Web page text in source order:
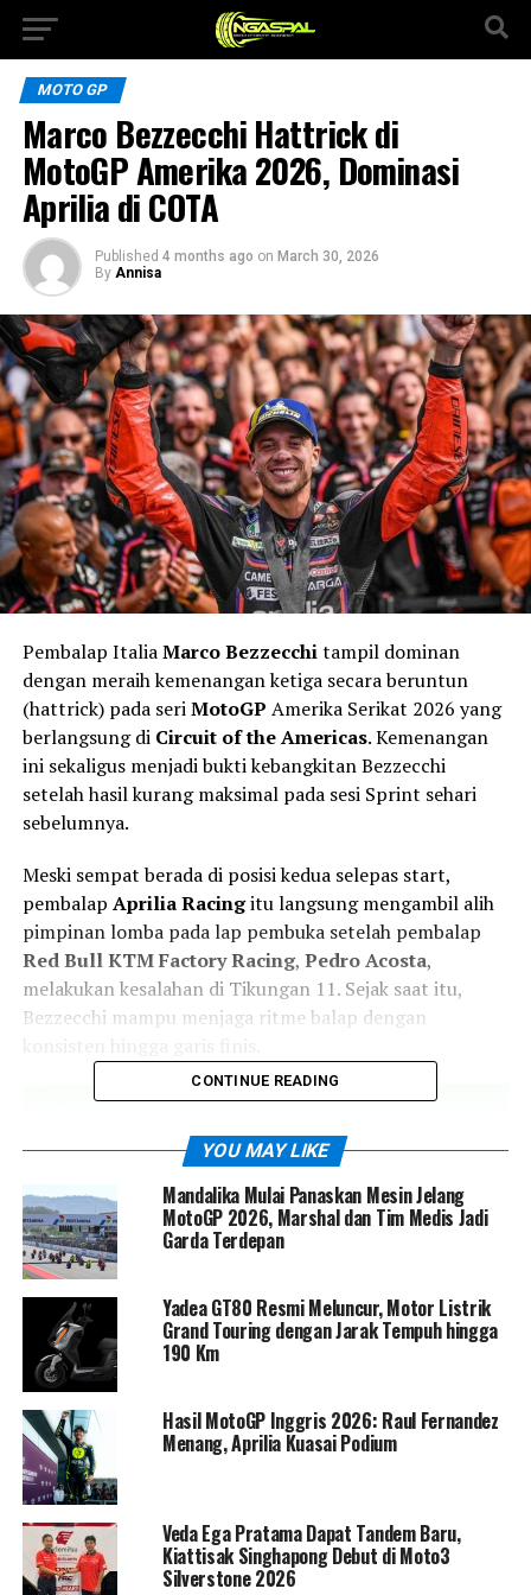
MOTO GP
Marco Bezzecchi Hattrick di
MotoGP Amerika 2026, Dominasi
Aprilia di COTA
Published 4 months ago on March 30, 2026
By Annisa
Pembalap ItaliaMarco Bezzecchitampil dominan
dengan meraih kemenangan ketiga secara beruntun
(hattrick) pada seriMotoGP Amerika Serikat 2026 yang
berlangsung di Circuit of the Americas. Kemenangan
ini sekaligus menjadi bukti kebangkitan Bezzecchi
setelah hasil kurang maksimal pada sesi Sprint sehari
sebelumnya.
Meski sempat berada di posisi kedua selepas start,
pembalap Aprilia Racingitu langsung mengambil alih
pimpinan lomba pada lap pembuka setelah pembalap
Red Bull KTM Factory Racing, Pedro Acosta,
melakukan kesalahan di Tikungan 11. Sejak saat itu,
Bezzecchi mampu menjaga ritme balap dengan
Pecahkan Rekor Lap Memimpin
Beruntun
Kemenangan di COTA tidak hanya menambah koleksi
podium, tetapi juga mencatatkan sejarah baru.
Bezzecchi berhasil memecahkan rekor milik legenda
MotoGPJorge Lorenzosebagai pembalap dengan
CONTINUE READING
YOU MAY LIKE
Mandalika Mulai Panaskan Mesin Jelang
MotoGP 2026, Marshal dan Tim Medis Jadi
Garda Terdepan
Yadea GT80 Resmi Meluncur, Motor Listrik
Grand Touring dengan Jarak Tempuh hingga
190 Km
Hasil MotoGP Inggris 2026: Raul Fernandez
Menang, Aprilia Kuasai Podium
Veda Ega Pratama Dapat Tandem Baru,
Kiattisak Singhapong Debut di Moto3
Silverstone 2026